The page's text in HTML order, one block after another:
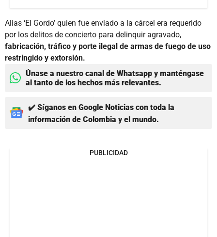
Alias ‘El Gordo’ quien fue enviado a la cárcel era requerido
por los delitos de concierto para delinquir agravado,
fabricación, tráfico y porte ilegal de armas de fuego de uso
restringido y extorsión.
Únase a nuestro canal de Whatsapp y manténgase
al tanto de los hechos más relevantes.
✔️ Síganos en Google Noticias con toda la
información de Colombia y el mundo.
PUBLICIDAD